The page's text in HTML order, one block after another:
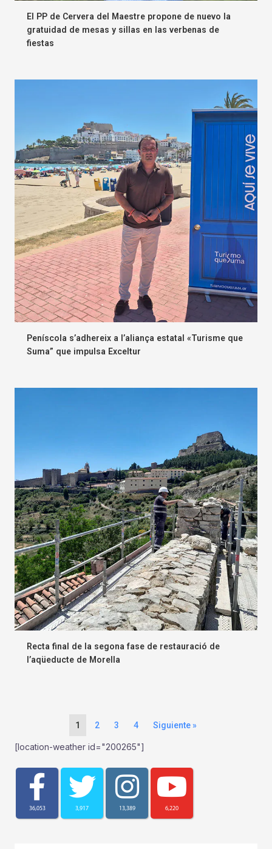
El PP de Cervera del Maestre propone de nuevo la
gratuidad de mesas y sillas en las verbenas de
fiestas
Peníscola s’adhereix a l’aliança estatal «Turisme que
Suma” que impulsa Exceltur
Recta final de la segona fase de restauració de
l’aqüeducte de Morella
1 2 3 4 Siguiente »
[location-weather id="200265"]
36,053 3,917 13,389 6,220